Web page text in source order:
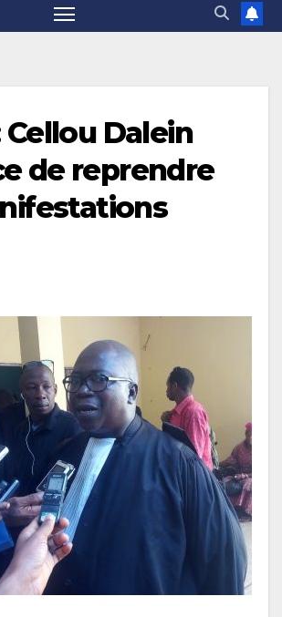
Cellou Dalein
de reprendre